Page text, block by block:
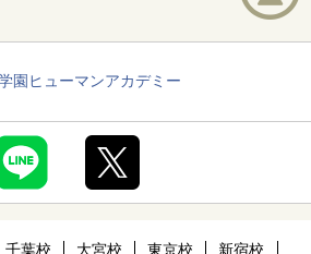
園ヒューマンアカデミー
千葉校 大宮校 東京校 新宿校